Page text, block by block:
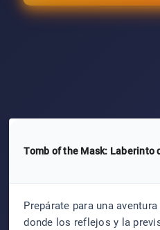
Tomb of the Mask: Laberinto
Prepárate para una
donde los reflejos y la